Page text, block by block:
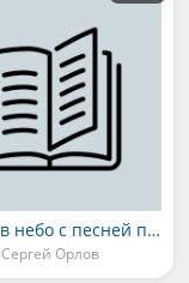
Уходит в небо с песней полк
Сергей Орлов